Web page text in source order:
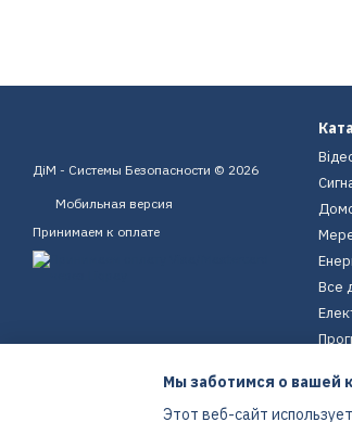
ДіМ - Системы Безопасности © 2026
Мобильная версия
Принимаем к оплате
Все
Мы заботимся о вашей
Этот веб-сайт